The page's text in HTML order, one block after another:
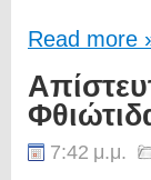
Read more
7:42 μ.μ.